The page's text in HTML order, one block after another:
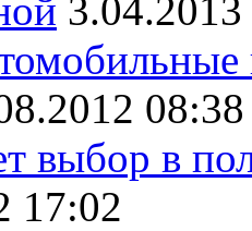
08:38
выбор в
17:02